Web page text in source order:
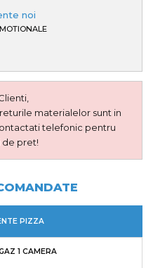
noi
materialelor sunt in
telefonic pentru
de pret!
PIZZA
1 CAMERA